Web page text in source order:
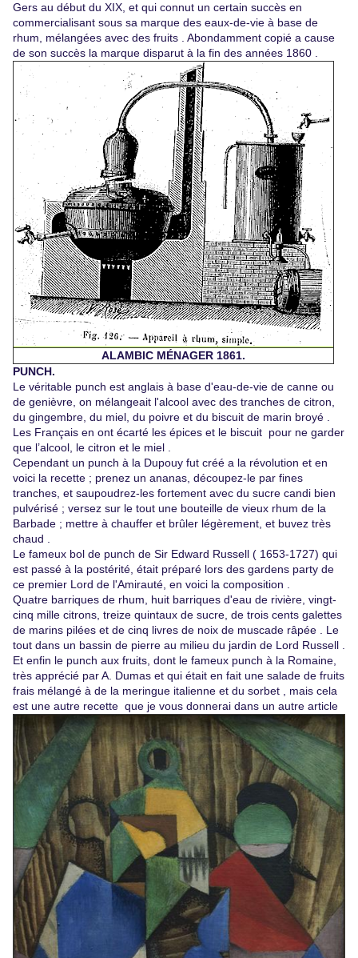
Gers au début du XIX, et qui connut un certain succès en
commercialisant sous sa marque des eaux-de-vie à base de
rhum, mélangées avec des fruits . Abondamment copié a cause
de son succès la marque disparut à la fin des années 1860 .
ALAMBIC MÉNAGER 1861.
PUNCH.
Le véritable punch est anglais à base d'eau-de-vie de canne ou
de genièvre, on mélangeait l'alcool avec des tranches de citron,
du gingembre, du miel, du poivre et du biscuit de marin broyé .
Les Français en ont écarté les épices et le biscuit pour ne garder
que l’alcool, le citron et le miel .
Cependant un punch à la Dupouy fut créé a la révolution et en
voici la recette ; prenez un ananas, découpez-le par fines
tranches, et saupoudrez-les fortement avec du sucre candi bien
pulvérisé ; versez sur le tout une bouteille de vieux rhum de la
Barbade ; mettre à chauffer et brûler légèrement, et buvez très
chaud .
Le fameux bol de punch de Sir Edward Russell ( 1653-1727) qui
est passé à la postérité, était préparé lors des gardens party de
ce premier Lord de l'Amirauté, en voici la composition .
Quatre barriques de rhum, huit barriques d'eau de rivière, vingt-
cinq mille citrons, treize quintaux de sucre, de trois cents galettes
de marins pilées et de cinq livres de noix de muscade râpée . Le
tout dans un bassin de pierre au milieu du jardin de Lord Russell .
Et enfin le punch aux fruits, dont le fameux punch à la Romaine,
très apprécié par A. Dumas et qui était en fait une salade de fruits
frais mélangé à de la meringue italienne et du sorbet , mais cela
est une autre recette que je vous donnerai dans un autre article